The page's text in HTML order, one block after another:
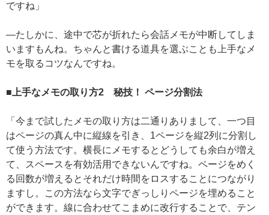
ですね」
―たしかに、途中で芯が折れたら会話メモが中断してしま
いますもんね。ちゃんと書ける道具を選ぶことも上手なメ
モを取るコツなんですね。
■上手なメモの取り方2 秘技！ ページ分割法
「今まで試したメモの取り方は二通りありまして、一つ目
はページの真ん中に縦線を引き、1ページを縦2列に分割し
て使う方法です。横長にメモするとどうしても余白が増え
て、スペースを有効活用できないんですね。ページをめく
る回数が増えるとそれだけ時間をロスすることにつながり
ますし。この方法なら文字でぎっしりページを埋めること
ができます。線に合わせてこまめに改行することで、テン